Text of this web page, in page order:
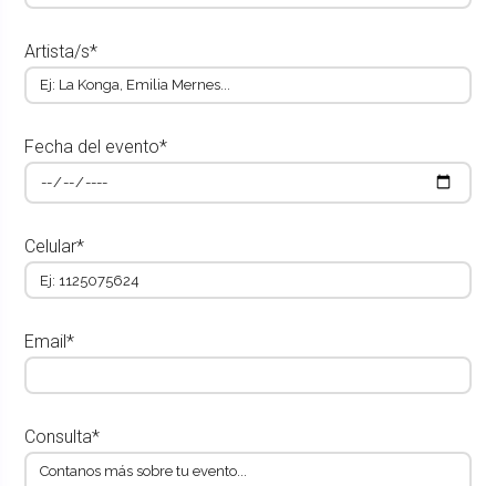
Artista/s*
Fecha del evento*
Celular*
Email*
Consulta*